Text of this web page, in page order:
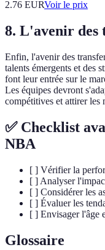
2.76 EURVoir le prix
8. L'avenir des
Enfin, l'avenir des
talents émergents et des
font leur entrée sur le
Les équipes devront
compétitives et attirer les
✅ Checklist
NBA
[ ] Vérifier la
[ ] Analyser
[ ] Considérer les
[ ] Évaluer les
[ ] Envisager l'âge
Glossaire